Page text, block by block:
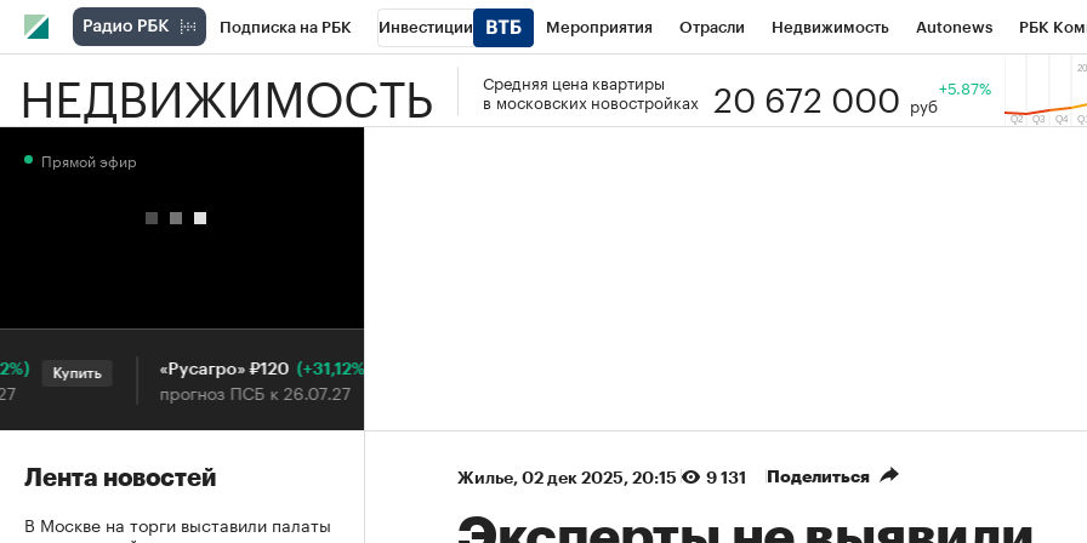
Подписка на РБК Инвестиции Мероприятия Отрасли Недвижимость Autonews РБК
РБК Вино Спорт Школа управления РБК РБК Образование Тренды
НЕДВИЖИМОСТЬ
Средняя цена квартиры
в московских новостройках
20 672 000 руб
+5.87%
Жилье⁠, 02 дек 2025, 20:15 9 131 Поделиться
Прямой эфир
Купить «Русагро» ₽120 (+31,12%)
прогноз ПСБ к 26.07.27
Купить
Лента новостей
В Москве на торги выставили палаты